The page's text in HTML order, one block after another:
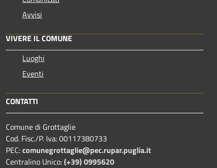
Avvisi
VIVERE IL COMUNE
Luoghi
Eventi
CONTATTI
Comune di Grottaglie
Cod. Fisc./P. Iva: 00117380733
PEC:comunegrottaglie@pec.rupar.puglia.it
Centralino Unico:(+39) 0995620